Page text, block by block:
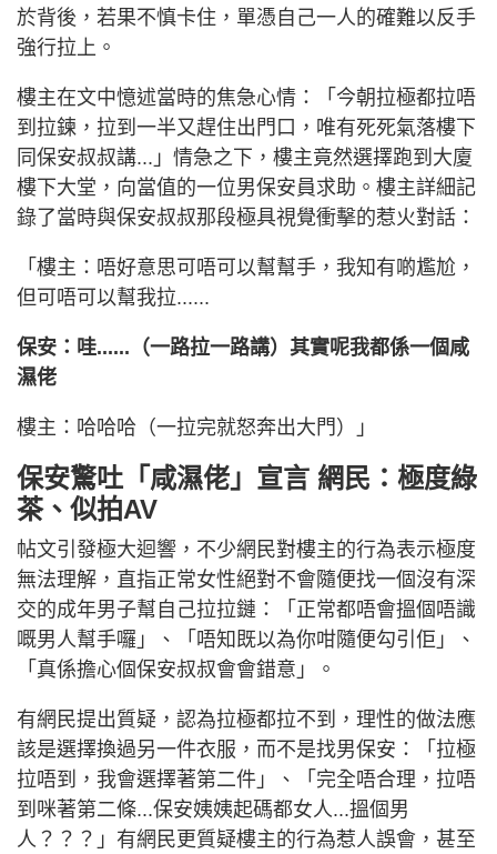
於背後，若果不慎卡住，單憑自己一人的確難以反手
強行拉上。
樓主在文中憶述當時的焦急心情：「今朝拉極都拉唔
到拉鍊，拉到一半又趕住出門口，唯有死死氣落樓下
同保安叔叔講...」情急之下，樓主竟然選擇跑到大廈
樓下大堂，向當值的一位男保安員求助。樓主詳細記
錄了當時與保安叔叔那段極具視覺衝擊的惹火對話：
「樓主：唔好意思可唔可以幫幫手，我知有啲尷尬，
但可唔可以幫我拉......
保安：哇......（一路拉一路講）其實呢我都係一個咸
濕佬
樓主：哈哈哈（一拉完就怒奔出大門）」
保安驚吐「咸濕佬」宣言 網民：極度綠
茶、似拍AV
帖文引發極大迴響，不少網民對樓主的行為表示極度
無法理解，直指正常女性絕對不會隨便找一個沒有深
交的成年男子幫自己拉拉鏈：「正常都唔會搵個唔識
嘅男人幫手囉」、「唔知既以為你咁隨便勾引佢」、
「真係擔心個保安叔叔會會錯意」。
有網民提出質疑，認為拉極都拉不到，理性的做法應
該是選擇換過另一件衣服，而不是找男保安：「拉極
拉唔到，我會選擇著第二件」、「完全唔合理，拉唔
到咪著第二條...保安姨姨起碼都女人...搵個男
人？？？」有網民更質疑樓主的行為惹人誤會，甚至